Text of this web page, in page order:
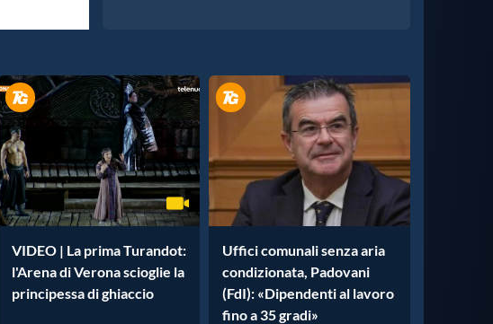
VIDEO | La prima Turandot:
l'Arena di Verona scioglie la
principessa di ghiaccio
Uffici comunali senza aria
condizionata, Padovani
(FdI): «Dipendenti al lavoro
fino a 35 gradi»